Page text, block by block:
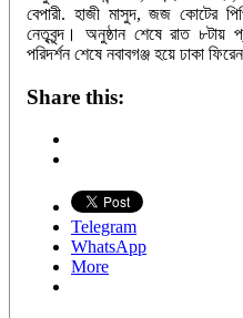
বেপারী. হাজী মাসুদ, জজ কোটের
নেতৃবৃন্দ। অনুষ্ঠান শেষে রাত ৮টায়
পরিদর্শন শেষে নবাবগঞ্জ হয়ে ঢাকা
Share this:
Telegram
WhatsApp
More